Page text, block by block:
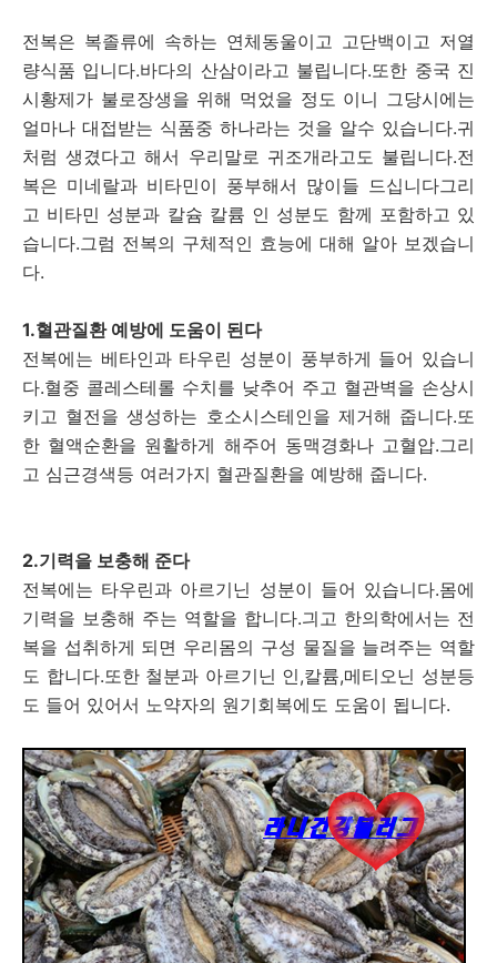
전복은 복졸류에 속하는 연체동울이고 고단백이고 저열
량식품 입니다.바다의 산삼이라고 불립니다.또한 중국 진
시황제가 불로장생을 위해 먹었을 정도 이니 그당시에는
얼마나 대접받는 식품중 하나라는 것을 알수 있습니다.귀
처럼 생겼다고 해서 우리말로 귀조개라고도 불립니다.전
복은 미네랄과 비타민이 풍부해서 많이들 드십니다그리
고 비타민 성분과 칼슘 칼륨 인 성분도 함께 포함하고 있
습니다.그럼 전복의 구체적인 효능에 대해 알아 보겠습니
다.
1.혈관질환 예방에 도움이 된다
전복에는 베타인과 타우린 성분이 풍부하게 들어 있습니
다.혈중 콜레스테롤 수치를 낮추어 주고 혈관벽을 손상시
키고 혈전을 생성하는 호소시스테인을 제거해 줍니다.또
한 혈액순환을 원활하게 해주어 동맥경화나 고혈압.그리
고 심근경색등 여러가지 혈관질환을 예방해 줍니다.
2.기력을 보충해 준다
전복에는 타우린과 아르기닌 성분이 들어 있습니다.몸에
기력을 보충해 주는 역할을 합니다.긔고 한의학에서는 전
복을 섭취하게 되면 우리몸의 구성 물질을 늘려주는 역할
도 합니다.또한 철분과 아르기닌 인,칼륨,메티오닌 성분등
도 들어 있어서 노약자의 원기회복에도 도움이 됩니다.